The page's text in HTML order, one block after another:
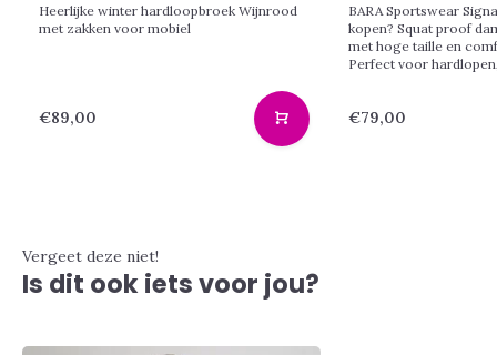
Heerlijke winter hardloopbroek Wijnrood
met zakken voor mobiel
€89,00
BARA Sportswear
kopen? Squat proof
met hoge taille en
Perfect voor
€79,00
Vergeet deze niet!
Is dit ook iets voor jou?